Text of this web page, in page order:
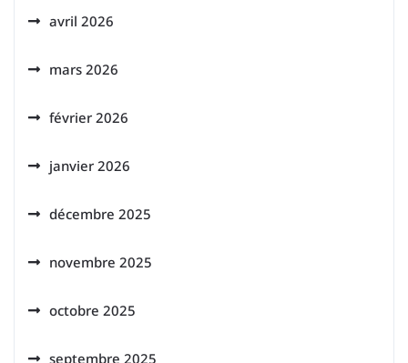
avril 2026
mars 2026
février 2026
janvier 2026
décembre 2025
novembre 2025
octobre 2025
septembre 2025